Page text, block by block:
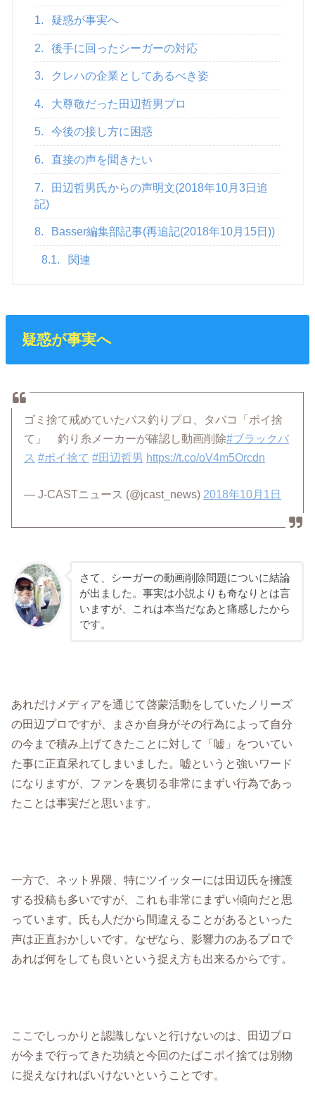
1. 疑惑が事実へ
2. 後手に回ったシーガーの対応
3. クレハの企業としてあるべき姿
4. 大尊敬だった田辺哲男プロ
5. 今後の接し方に困惑
6. 直接の声を聞きたい
7.
田辺哲男氏からの声明文(2018年10月3日追
記)
8. Basser編集部記事(再追記(2018年10月15日))
8.1. 関連
疑惑が事実へ
ゴミ捨て戒めていたバス釣りプロ、タバコ「ポイ捨
て」 釣り糸メーカーが確認し動画削除#ブラックバ
ス #ポイ捨て #田辺哲男 https://t.co/oV4m5Orcdn
— J-CASTニュース (@jcast_news) 2018年10月1日
さて、シーガーの動画削除問題についに結論
が出ました。事実は小説よりも奇なりとは言
いますが、これは本当だなあと痛感したから
です。
あれだけメディアを通じて啓蒙活動をしていたノリーズ
の田辺プロですが、まさか自身がその行為によって自分
の今まで積み上げてきたことに対して「嘘」をついてい
た事に正直呆れてしまいました。嘘というと強いワード
になりますが、ファンを裏切る非常にまずい行為であっ
たことは事実だと思います。
一方で、ネット界隈、特にツイッターには田辺氏を擁護
する投稿も多いですが、これも非常にまずい傾向だと思
っています。氏も人だから間違えることがあるといった
声は正直おかしいです。なぜなら、影響力のあるプロで
あれば何をしても良いという捉え方も出来るからです。
ここでしっかりと認識しないと行けないのは、田辺プロ
が今まで行ってきた功績と今回のたばこポイ捨ては別物
に捉えなければいけないということです。